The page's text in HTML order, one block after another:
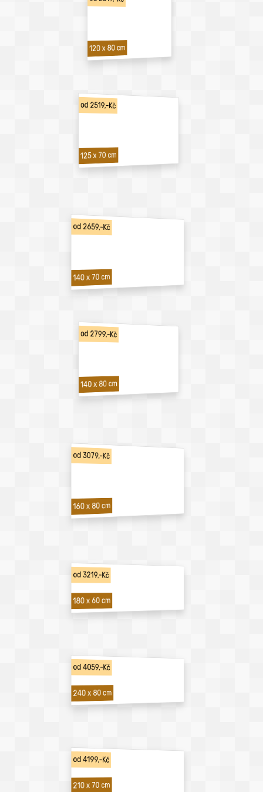
120 x 80 cm
od 2519,-Kč
125 x 70 cm
od 2659,-Kč
140 x 70 cm
od 2799,-Kč
140 x 80 cm
od 3079,-Kč
160 x 80 cm
od 3219,-Kč
180 x 60 cm
od 4059,-Kč
240 x 80 cm
od 4199,-Kč
210 x 70 cm